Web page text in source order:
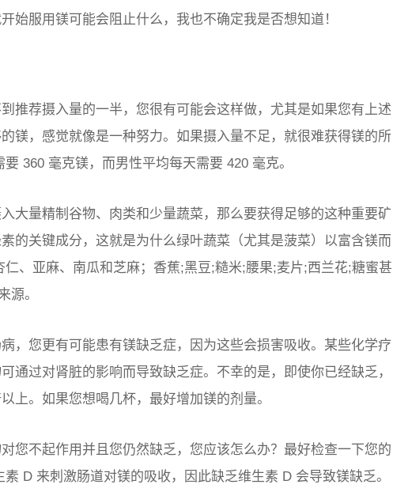
始服用镁可能会阻止什么，我也不确定我是否想知道！
推荐摄入量的一半，您很有可能会这样做，尤其是如果您有上述
镁，感觉就像是一种努力。 如果摄入量不足，就很难获得镁的所
360 毫克镁，而男性平均每天需要 420 毫克。
大量精制谷物、肉类和少量蔬菜，那么要获得足够的这种重要矿
的关键成分，这就是为什么绿叶蔬菜（尤其是菠菜）以富含镁而
仁、亚麻、南瓜和芝麻；香蕉;黑豆;糙米;腰果;麦片;西兰花;糖蜜甚
源。
，您更有可能患有镁缺乏症，因为这些会损害吸收。某些化学疗
通过对肾脏的影响而导致缺乏症。不幸的是，即使你已经缺乏，
上。如果您想喝几杯，最好增加镁的剂量。
您不起作用并且您仍然缺乏，您应该怎么办？最好检查一下您的
D 来刺激肠道对镁的吸收，因此缺乏维生素 D 会导致镁缺乏。